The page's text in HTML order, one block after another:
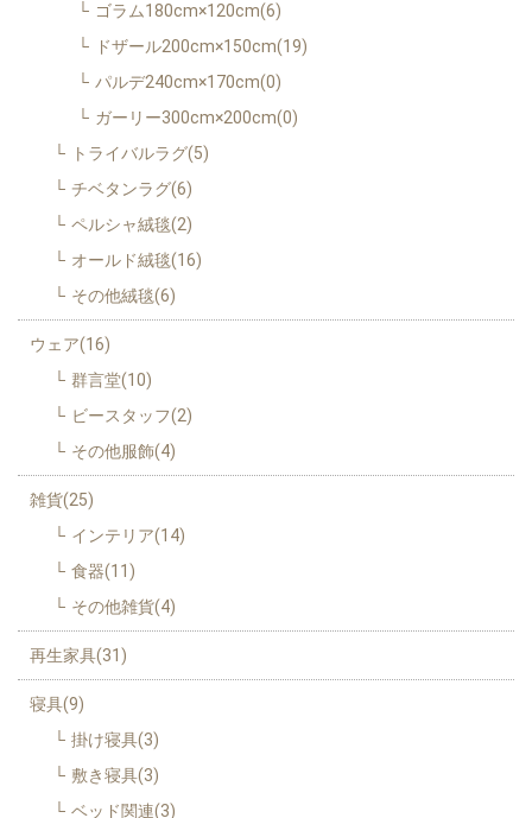
ゴラム180cm×120cm(6)
ドザール200cm×150cm(19)
パルデ240cm×170cm(0)
ガーリー300cm×200cm(0)
トライバルラグ(5)
チベタンラグ(6)
ペルシャ絨毯(2)
オールド絨毯(16)
その他絨毯(6)
ウェア(16)
群言堂(10)
ビースタッフ(2)
その他服飾(4)
雑貨(25)
インテリア(14)
食器(11)
その他雑貨(4)
再生家具(31)
寝具(9)
掛け寝具(3)
敷き寝具(3)
ベッド関連(3)